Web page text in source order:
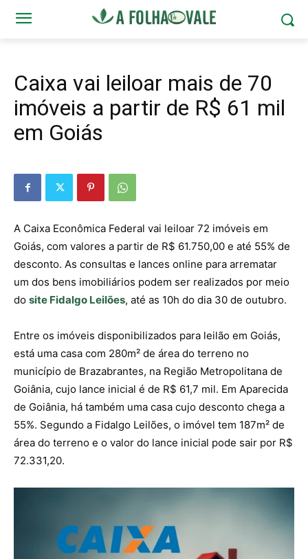
Caixa vai leiloar mais de 70
imóveis a partir de R$ 61 mil
em Goiás
A Caixa Econômica Federal vai leiloar 72 imóveis em
Goiás, com valores a partir de R$ 61.750,00 e até 55% de
desconto. As consultas e lances online para arrematar
um dos bens imobiliários podem ser realizados por meio
do site Fidalgo Leilões, até as 10h do dia 30 de outubro.
Entre os imóveis disponibilizados para leilão em Goiás,
está uma casa com 280m² de área do terreno no
município de Brazabrantes, na Região Metropolitana de
Goiânia, cujo lance inicial é de R$ 61,7 mil. Em Aparecida
de Goiânia, há também uma casa cujo desconto chega a
55%. Segundo a Fidalgo Leilões, o imóvel tem 187m² de
área do terreno e o valor do lance inicial pode sair por R$
72.331,20.